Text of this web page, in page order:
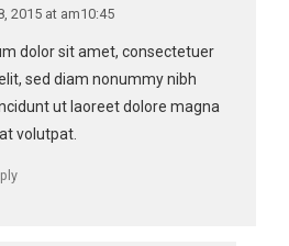
2015 at am10:45
dolor sit amet, consectetuer
sed diam nonummy nibh
ut laoreet dolore magna
volutpat.